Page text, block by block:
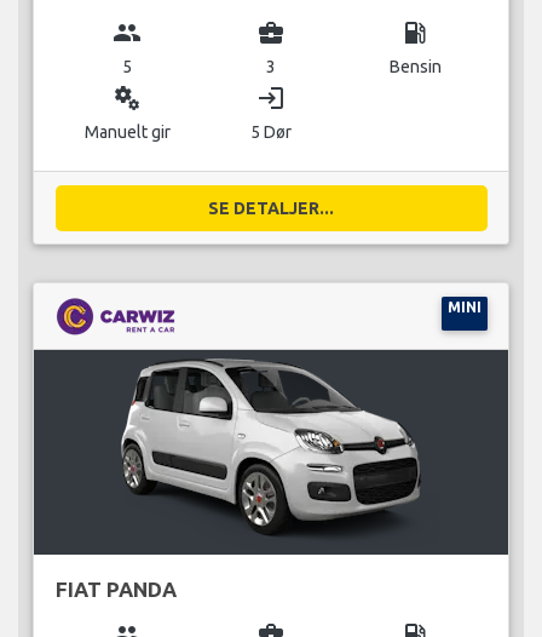
group
5
business_center
3
local_gas_station
Bensin
miscellaneous_services
Manuelt gir
login
5 Dør
SE DETALJER...
MINI
FIAT PANDA